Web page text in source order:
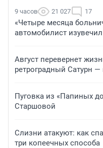
9 часов 21 027 17
«Четыре месяца
автомобилист
Август перевернет
ретроградный Сатурн —
Пуговка из «Папиных
Старшовой
Слизни атакуют: как
три копеечных способа